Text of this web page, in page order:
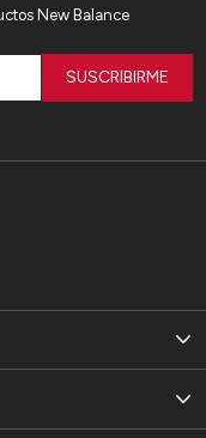
New Balance
SUSCRIBIRME